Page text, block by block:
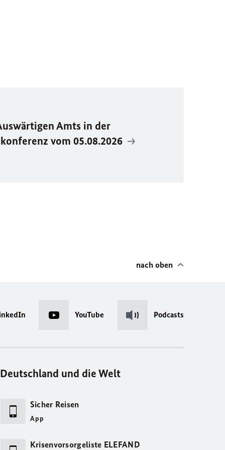
Amts in der
vom 05.08.2026
nach oben
YouTube Podcasts
Deutschland und die Welt
Sicher Reisen
App
Krisenvorsorgeliste ELEFAND